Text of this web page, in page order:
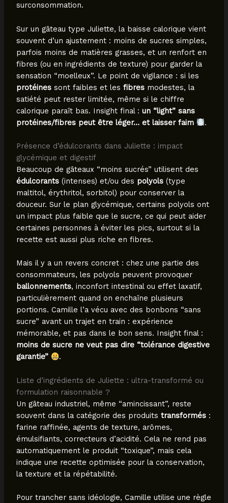
surconsommation.
Sur un gâteau type Juliette, la baisse calorique vient
souvent d’un ajustement : moins de sucres simples,
parfois moins de matières grasses, et un renfort en
fibres (ou en ingrédients de texture) pour garder la
sensation “moelleux”. Le point de vigilance : si les
protéinessont faibles et les fibresmodestes, la
satiété peut rester limitée, même si le chiffre
calorique paraît bas. Insight final : un “light” sans
protéines/fibres peut être léger… et laisser faim
.
Présence d’édulcorants dans Juliette : impact
glycémique et digestif
Beaucoup de gâteaux “moins sucrés” utilisent des
édulcorants(intenses) et/ou des polyols(type
maltitol, érythritol, sorbitol) pour conserver la
douceur. Sur le plan glycémique, certains polyols ont
un impact plus faible que le sucre, ce qui peut aider
certaines personnes à éviter les pics, surtout si la
recette est aussi plus riche en fibres.
Mais il y a un revers concret : chez une partie des
consommateurs, les polyols peuvent provoquer
ballonnements, inconfort intestinal ou effet laxatif,
particulièrement quand on enchaîne plusieurs
portions. Camille l’a vécu avec des bonbons “sans
sucre” avant un trajet en train : expérience
mémorable, et pas dans le bon sens. Insight final :
moins de sucre ne veut pas dire “tolérance digestive
garantie”
.
Liste d’ingrédients de Juliette : ultra-transformé ou
formulation raisonnable ?
Un gâteau industriel, même “amincissant”, reste
souvent dans la catégorie des produits transformés:
farine raffinée, agents de texture, arômes,
émulsifiants, correcteurs d’acidité. Cela ne rend pas
automatiquement le produit “toxique”, mais cela
indique une recette optimisée pour la conservation,
la texture et la répétabilité.
Pour trancher sans idéologie, Camille utilise une règle